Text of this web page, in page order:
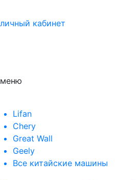
личный кабинет
меню
Lifan
Chery
Great Wall
Geely
Все китайские машины